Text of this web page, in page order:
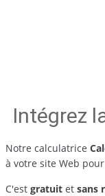
Intégrez
Notre calculatrice
à votre site Web pour
C'est gratuitet sans